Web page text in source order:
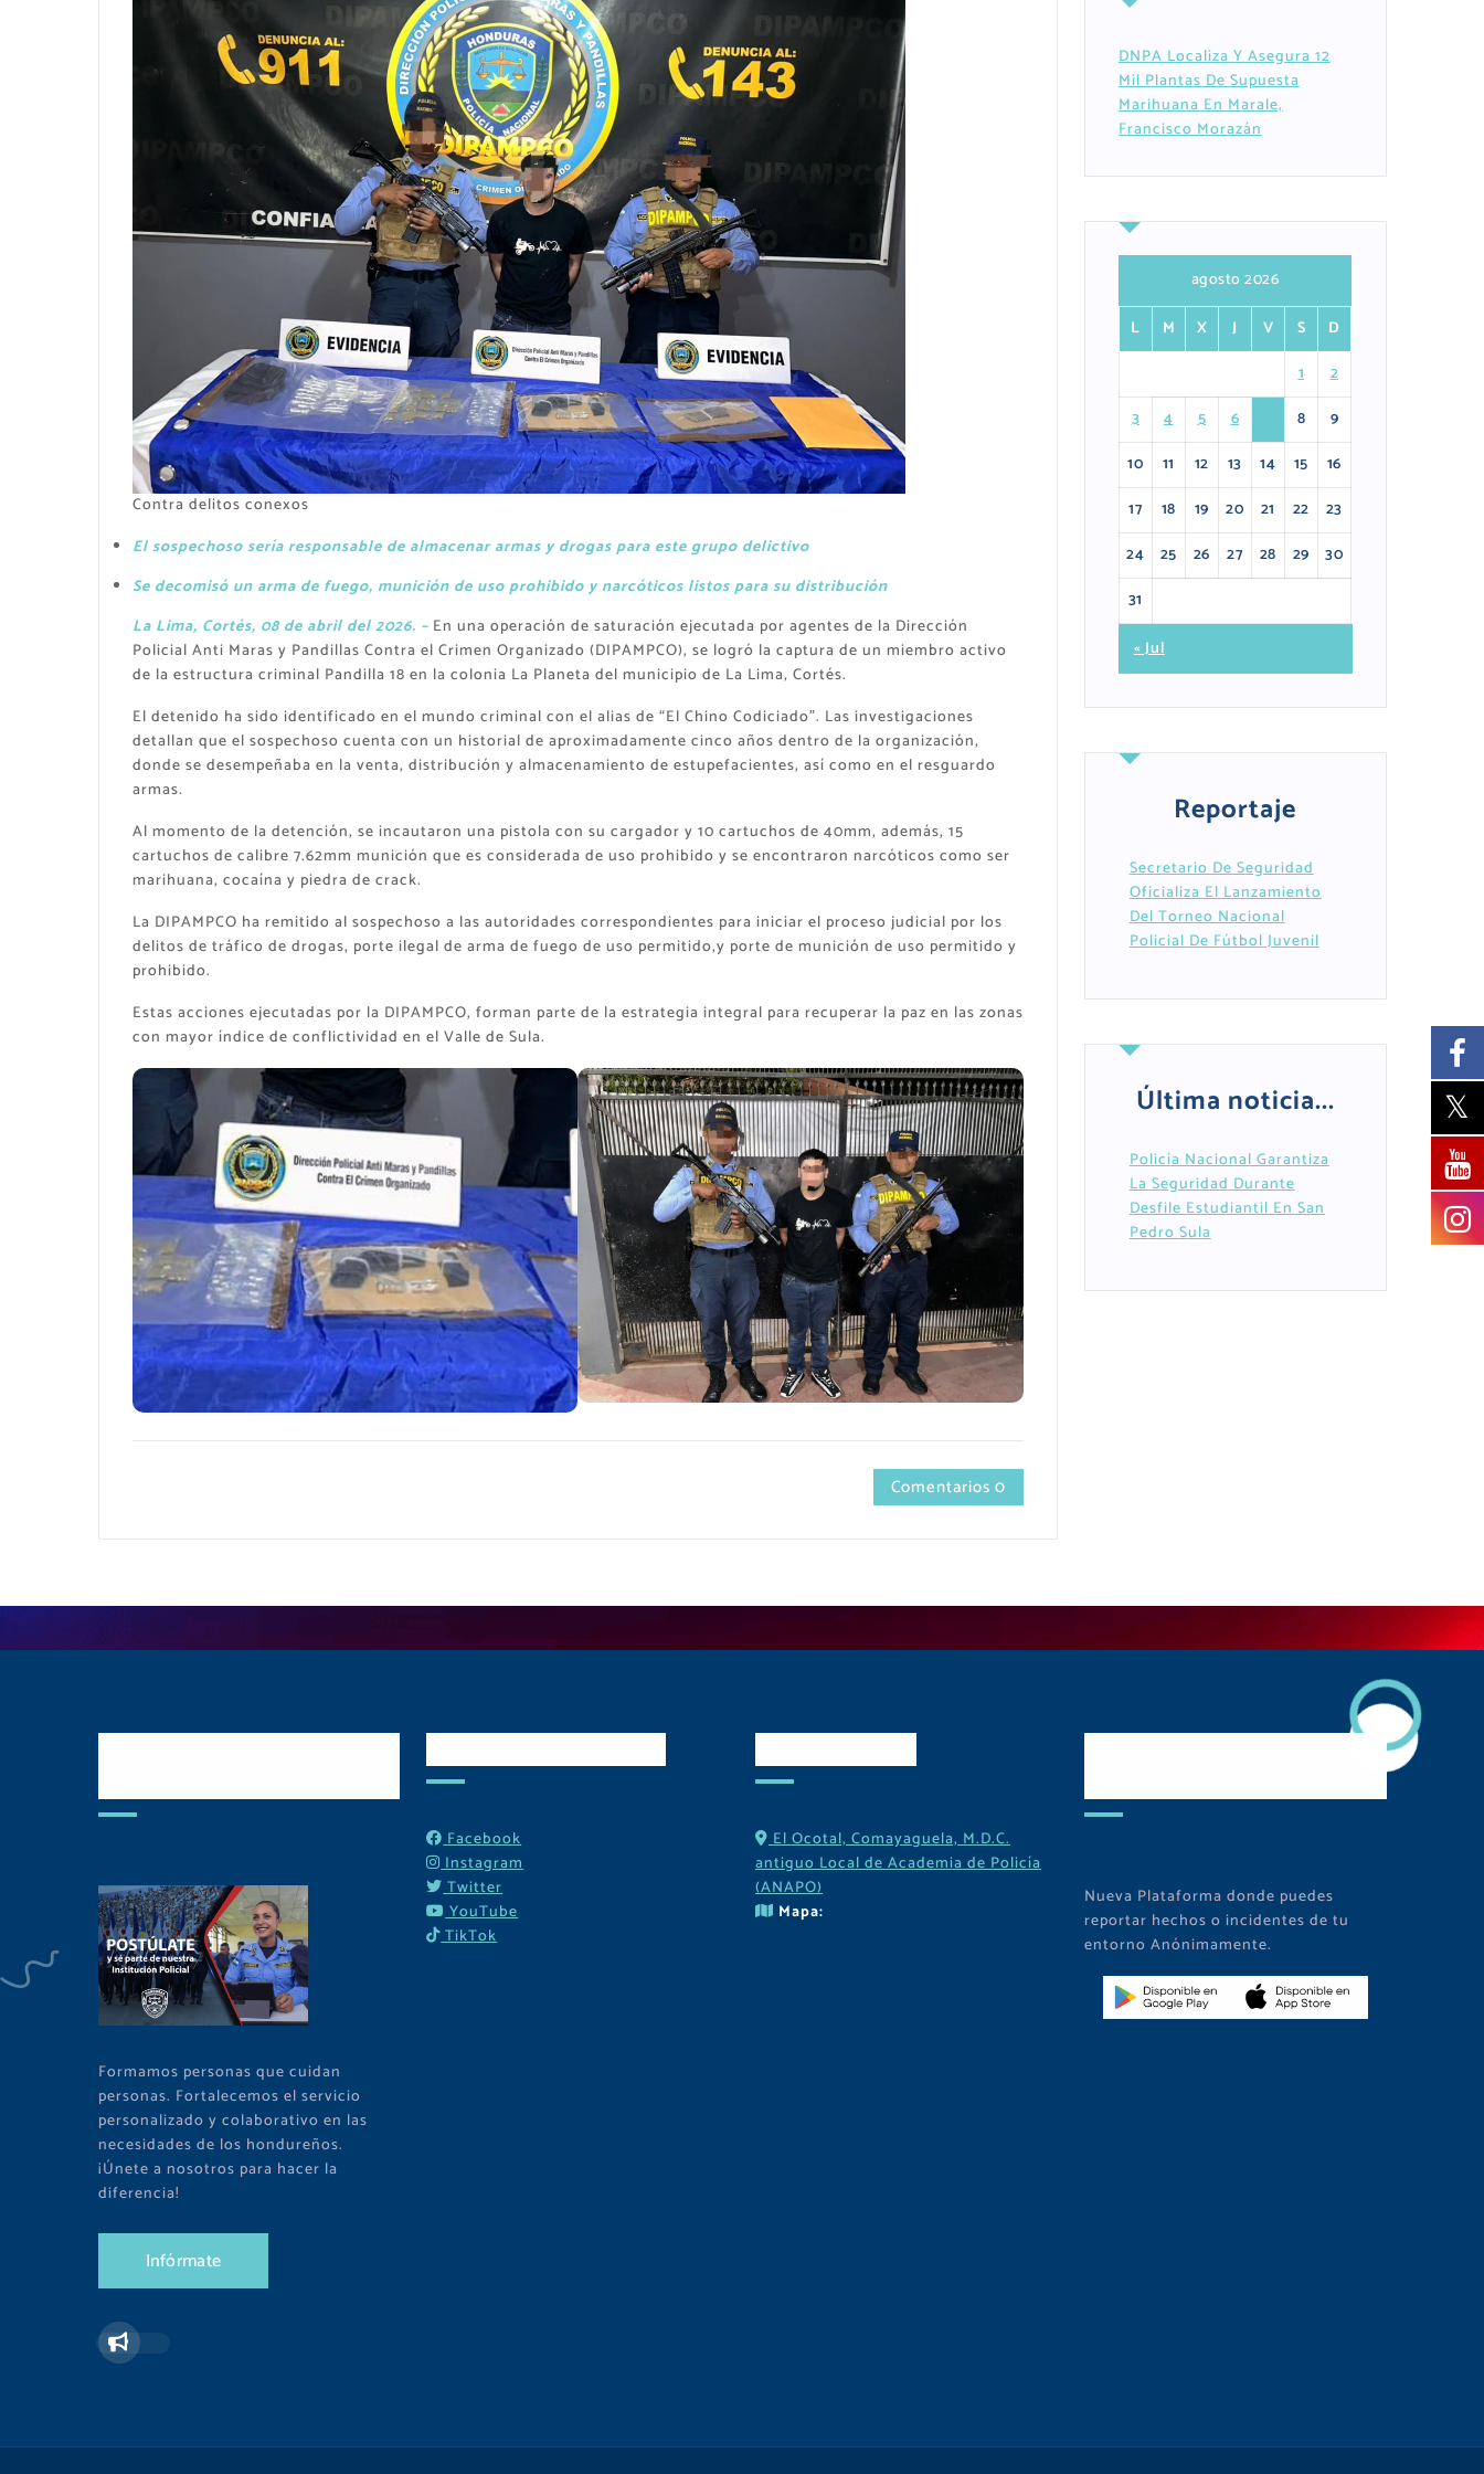
Contra delitos conexos
El sospechoso sería responsable de almacenar armas y drogas para este grupo delictivo
Se decomisó un arma de fuego, munición de uso prohibido y narcóticos listos para su distribución
La Lima, Cortés, 08 de abril del 2026. –En una operación de saturación ejecutada por agentes de la Dirección
Policial Anti Maras y Pandillas Contra el Crimen Organizado (DIPAMPCO), se logró la captura de un miembro activo
de la estructura criminal Pandilla 18 en la colonia La Planeta del municipio de La Lima, Cortés.
​El detenido ha sido identificado en el mundo criminal con el alias de “El Chino Codiciado”. Las investigaciones
detallan que el sospechoso cuenta con un historial de aproximadamente cinco años dentro de la organización,
donde se desempeñaba en la venta, distribución y almacenamiento de estupefacientes, así como en el resguardo
armas.
​Al momento de la detención, se incautaron una pistola con su cargador y 10 cartuchos de 40mm, además, 15
cartuchos de calibre 7.62mm munición que es considerada de uso prohibido y se encontraron narcóticos como ser
marihuana, cocaína y piedra de crack.
​La DIPAMPCO ha remitido al sospechoso a las autoridades correspondientes para iniciar el proceso judicial por los
delitos de​ tráfico de drogas, ​porte ilegal de arma de fuego de uso permitido,y ​porte de munición de uso permitido y
prohibido.
​Estas acciones ejecutadas por la DIPAMPCO, forman parte de la estrategia integral para recuperar la paz en las zonas
con mayor índice de conflictividad en el Valle de Sula.
Comentarios 0
DNPA Localiza Y Asegura 12
Mil Plantas De Supuesta
Marihuana En Marale,
Francisco Morazán
agosto 2026
L
M X J V S
D
1
2
3
4 5 6 8
9
10
11 12 13 14 15
16
17
18 19 20 21 22
23
24
25 26 27 28 29
30
31
« Jul
Reportaje
Secretario De Seguridad
Oficializa El Lanzamiento
Del Torneo Nacional
Policial De Fútbol Juvenil
Última noticia...
Policía Nacional Garantiza
La Seguridad Durante
Desfile Estudiantil En San
Pedro Sula
Formamos personas que cuidan
personas. Fortalecemos el servicio
personalizado y colaborativo en las
necesidades de los hondureños.
¡Únete a nosotros para hacer la
diferencia!
Infórmate
Facebook
Instagram
Twitter
YouTube
TikTok
El Ocotal, Comayaguela, M.D.C.
antiguo Local de Academia de Policía
(ANAPO)
Mapa:
Nueva Plataforma donde puedes
reportar hechos o incidentes de tu
entorno Anónimamente.